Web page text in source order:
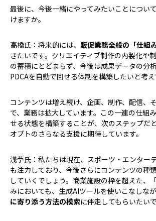
――最後に、今後一緒にやってみたいことについ
けますか。
高橋氏：将来的には、 販促業務全般の「仕組み
きたいです。クリエイティブ制作の内製化や
の蓄積にとどまらず、今後は成果データの分析
PDCAを自動で回せる体制を構築したいと考え
コンテンツは増え続け、企画、制作、配信、
で、業務は拡大しています。この一連の仕組
せる状態を構築することが、次のステップだ
オプトのさらなる支援に期待しています。
浅苧氏：私たちは現在、スポーツ・エンター
も注力しており、今後さらにコンテンツの種
していくでしょう。商業施設の枠を超えた、
みにおいても、生成AIツールを使いこなしなが
に寄り添う方法の模索に伴走してもらいたいで